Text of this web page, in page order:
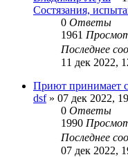
Состязания,
0 Ответы
1961
Последнее
11 дек 2022,
Приют принимает
dsf» 07 дек 2022,
0 Ответы
1990
Последнее
07 дек 2022,